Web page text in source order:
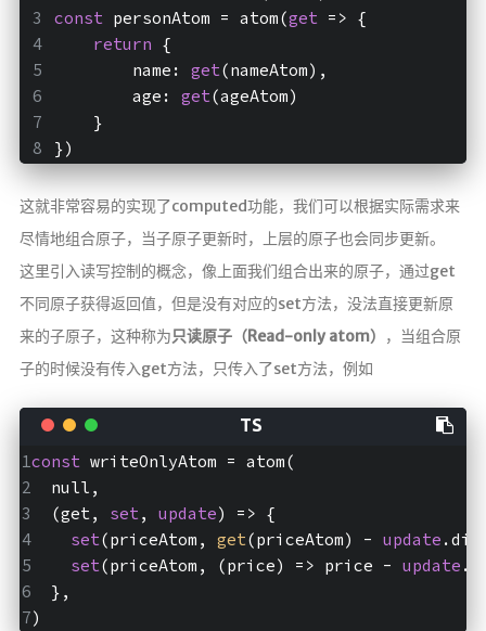
const personAtom = atom(get => {
return {
        name:
get(nameAtom),
        age:
get(ageAtom)
    }
})
这就非常容易的实现了computed功能，我们可以根据实际需求来
尽情地组合原子，当子原子更新时，上层的原子也会同步更新。
这里引入读写控制的概念，像上面我们组合出来的原子，通过get
不同原子获得返回值，但是没有对应的set方法，没法直接更新原
来的子原子，这种称为只读原子（Read-only atom）
，当组合原
子的时候没有传入get方法，只传入了set方法，例如
const writeOnlyAtom = atom(
  null,
  (get,
set , update) => {
set(priceAtom, get(priceAtom) - update
set(priceAtom, (price) => price - update
  },
)
sakura